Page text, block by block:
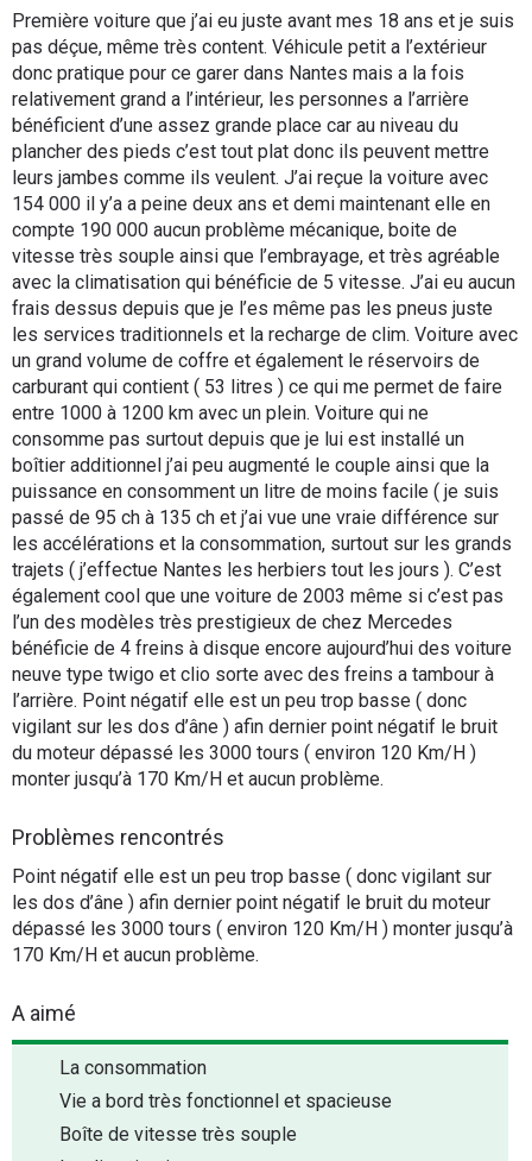
Marques
Première voiture que j’ai eu juste avant mes 18 ans et je suis
pas déçue, même très content. Véhicule petit a l’extérieur
donc pratique pour ce garer dans Nantes mais a la fois
relativement grand a l’intérieur, les personnes a l’arrière
bénéficient d’une assez grande place car au niveau du
plancher des pieds c’est tout plat donc ils peuvent mettre
leurs jambes comme ils veulent. J’ai reçue la voiture avec
154 000 il y’a a peine deux ans et demi maintenant elle en
compte 190 000 aucun problème mécanique, boite de
vitesse très souple ainsi que l’embrayage, et très agréable
avec la climatisation qui bénéficie de 5 vitesse. J’ai eu aucun
frais dessus depuis que je l’es même pas les pneus juste
les services traditionnels et la recharge de clim. Voiture avec
un grand volume de coffre et également le réservoirs de
carburant qui contient ( 53 litres ) ce qui me permet de faire
entre 1000 à 1200 km avec un plein. Voiture qui ne
consomme pas surtout depuis que je lui est installé un
boîtier additionnel j’ai peu augmenté le couple ainsi que la
puissance en consomment un litre de moins facile ( je suis
passé de 95 ch à 135 ch et j’ai vue une vraie différence sur
les accélérations et la consommation, surtout sur les grands
trajets ( j’effectue Nantes les herbiers tout les jours ). C’est
également cool que une voiture de 2003 même si c’est pas
l’un des modèles très prestigieux de chez Mercedes
bénéficie de 4 freins à disque encore aujourd’hui des voiture
neuve type twigo et clio sorte avec des freins a tambour à
l’arrière. Point négatif elle est un peu trop basse ( donc
vigilant sur les dos d’âne ) afin dernier point négatif le bruit
du moteur dépassé les 3000 tours ( environ 120 Km/H )
monter jusqu’à 170 Km/H et aucun problème.
Problèmes rencontrés
Point négatif elle est un peu trop basse ( donc vigilant sur
les dos d’âne ) afin dernier point négatif le bruit du moteur
dépassé les 3000 tours ( environ 120 Km/H ) monter jusqu’à
170 Km/H et aucun problème.
A aimé
La consommation
Vie a bord très fonctionnel et spacieuse
Boîte de vitesse très souple